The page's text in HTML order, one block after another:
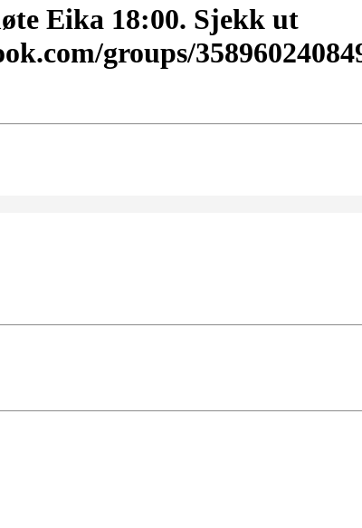
Eika 18:00. Sjekk ut
groups/